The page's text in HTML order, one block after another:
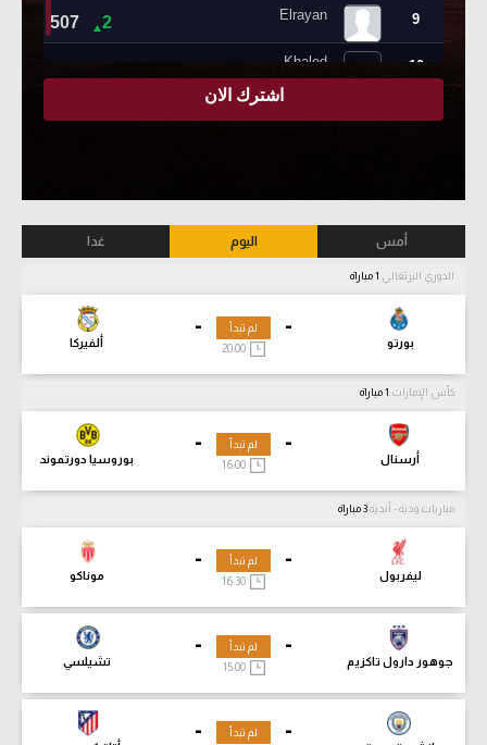
أمس اليوم غدا
الدوري البرتغالي
-
بورتو
-
ألفيركا
لم تبدأ
كأس الإمارات
-
أرسنال
-
بوروسيا دورتموند
لم تبدأ
مباريات ودية - أندية
-
ليفربول
-
موناكو
لم تبدأ
-
جوهور دارول تاكزيم
-
تشيلسي
لم تبدأ
15:00
-
- لم تبدأ